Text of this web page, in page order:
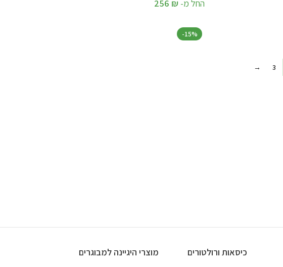
-15%
החל מ-
256 ₪
3
→
כיסאות ורולטורים
מוצרי היגיינה למבוגרים